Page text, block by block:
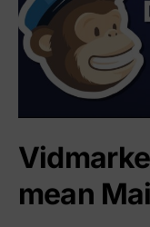
mean